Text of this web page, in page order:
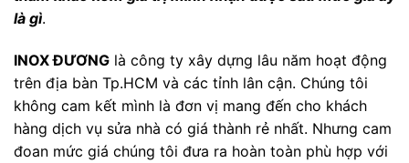
là gì.
INOX ĐƯƠNG là công ty xây dựng lâu năm hoạt động
trên địa bàn Tp.HCM và các tỉnh lân cận. Chúng tôi
không cam kết mình là đơn vị mang đến cho khách
hàng dịch vụ sửa nhà có giá thành rẻ nhất. Nhưng cam
đoan mức giá chúng tôi đưa ra hoàn toàn phù hợp với